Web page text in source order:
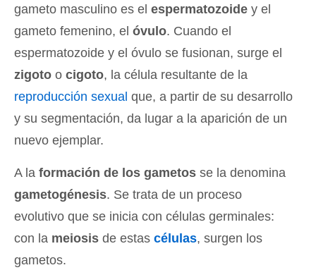
gameto masculino es el espermatozoide y el
gameto femenino, el óvulo. Cuando el
espermatozoide y el óvulo se fusionan, surge el
zigoto o cigoto, la célula resultante de la
reproducción sexual que, a partir de su desarrollo
y su segmentación, da lugar a la aparición de un
nuevo ejemplar.
A la formación de los gametos se la denomina
gametogénesis. Se trata de un proceso
evolutivo que se inicia con células germinales:
con la meiosis de estas células, surgen los
gametos.